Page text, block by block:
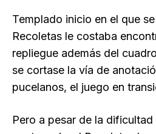
Templado inicio en el que
Recoletas le costaba
repliegue además del
se cortase la vía de
pucelanos, el juego en
Pero a pesar de la